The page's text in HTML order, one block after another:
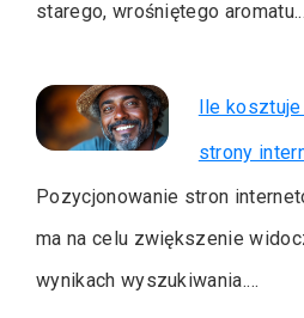
starego, wrośniętego
Ile
strony
Pozycjonowanie stron
ma na celu zwiększenie
wynikach wyszukiwania.…